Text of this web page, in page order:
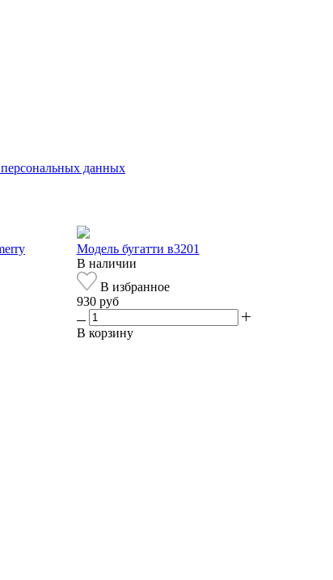
персональных данных
Модель бугатти в3201
В наличии
В избранное
930 руб
В корзину